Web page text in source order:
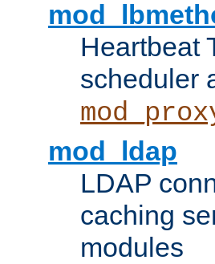
Heartbeat
scheduler
mod_ldap
LDAP
caching
modules